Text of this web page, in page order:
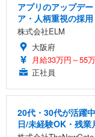
アプリのアップデ
ア・人柄重視の採
株式会社ELM
大阪府
月給33万円～55
正社員
20代・30代が活躍
日/未経験OK・残